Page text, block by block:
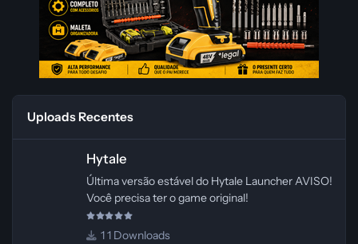
Uploads Recentes
Hytale
Última versão estável do Hytale Launcher AVISO!
Você precisa ter o game original!
1 Downloads